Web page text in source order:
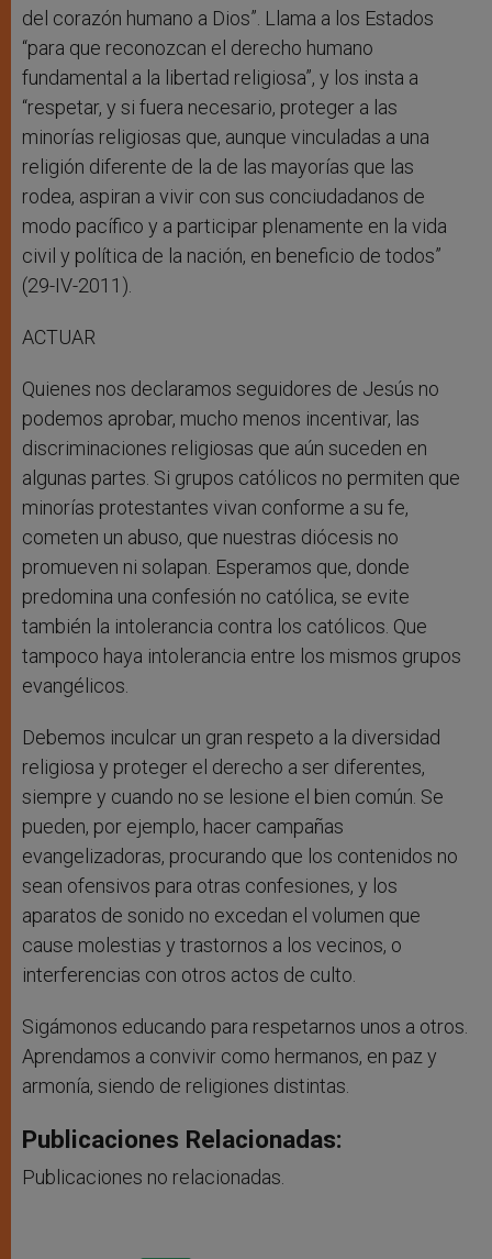
del corazón humano a Dios”. Llama a los Estados
“para que reconozcan el derecho humano
fundamental a la libertad religiosa”, y los insta a
“respetar, y si fuera necesario, proteger a las
minorías religiosas que, aunque vinculadas a una
religión diferente de la de las mayorías que las
rodea, aspiran a vivir con sus conciudadanos de
modo pacífico y a participar plenamente en la vida
civil y política de la nación, en beneficio de todos”
(29-IV-2011).
ACTUAR
Quienes nos declaramos seguidores de Jesús no
podemos aprobar, mucho menos incentivar, las
discriminaciones religiosas que aún suceden en
algunas partes. Si grupos católicos no permiten que
minorías protestantes vivan conforme a su fe,
cometen un abuso, que nuestras diócesis no
promueven ni solapan. Esperamos que, donde
predomina una confesión no católica, se evite
también la intolerancia contra los católicos. Que
tampoco haya intolerancia entre los mismos grupos
evangélicos.
Debemos inculcar un gran respeto a la diversidad
religiosa y proteger el derecho a ser diferentes,
siempre y cuando no se lesione el bien común. Se
pueden, por ejemplo, hacer campañas
evangelizadoras, procurando que los contenidos no
sean ofensivos para otras confesiones, y los
aparatos de sonido no excedan el volumen que
cause molestias y trastornos a los vecinos, o
interferencias con otros actos de culto.
Sigámonos educando para respetarnos unos a otros.
Aprendamos a convivir como hermanos, en paz y
armonía, siendo de religiones distintas.
Publicaciones Relacionadas:
Publicaciones no relacionadas.